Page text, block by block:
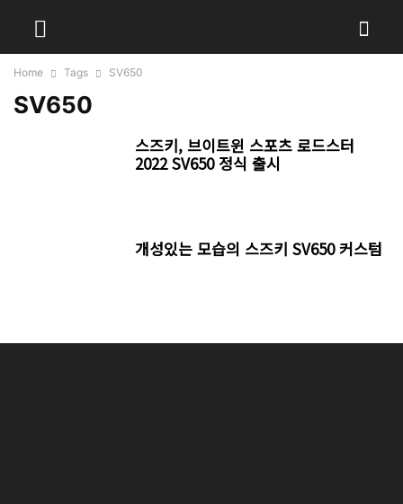
Home Tags SV650
SV650
스즈키, 브이트윈 스포츠 로드스터
2022 SV650 정식 출시
개성있는 모습의 스즈키 SV650 커스텀